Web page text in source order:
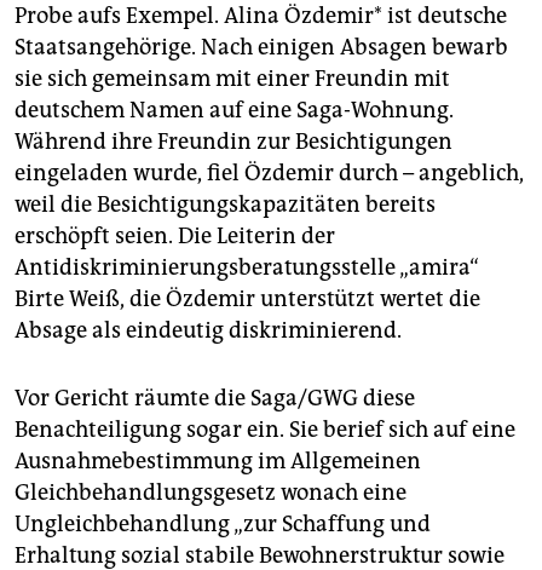
Probe aufs Exempel. Alina Özdemir* ist deutsche
Staatsangehörige. Nach einigen Absagen bewarb
sie sich gemeinsam mit einer Freundin mit
deutschem Namen auf eine Saga-Wohnung.
Während ihre Freundin zur Besichtigungen
eingeladen wurde, fiel Özdemir durch – angeblich,
weil die Besichtigungskapazitäten bereits
erschöpft seien. Die Leiterin der
Antidiskriminierungsberatungsstelle „amira“
Birte Weiß, die Özdemir unterstützt wertet die
Absage als eindeutig diskriminierend.
Vor Gericht räumte die Saga/GWG diese
Benachteiligung sogar ein. Sie berief sich auf eine
Ausnahmebestimmung im Allgemeinen
Gleichbehandlungsgesetz wonach eine
Ungleichbehandlung „zur Schaffung und
Erhaltung sozial stabile Bewohnerstruktur sowie